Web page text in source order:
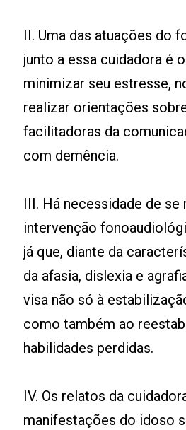
II. Uma das atuações do
junto a essa cuidadora é
minimizar seu estresse,
realizar orientações
facilitadoras da
com demência.
III. Há necessidade de se
intervenção
já que, diante da
da afasia, dislexia e
visa não só à
como também ao
habilidades perdidas.
IV. Os relatos da
manifestações do idoso